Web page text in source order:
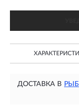
ДОСТАВКА В